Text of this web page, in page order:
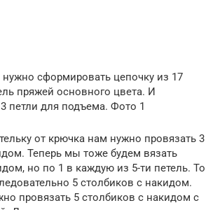
сформировать цепочку из 17
пряжей основного цвета. И
петли для подъема. Фото 1
от крючка нам нужно провязать 3
Теперь мы тоже будем вязать
но по 1 в каждую из 5-ти петель. То
5 столбиков с накидом.
провязать 5 столбиков с накидом с